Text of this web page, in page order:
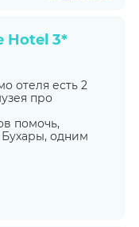
Hotel 3*
отеля есть 2
про
помочь,
одним